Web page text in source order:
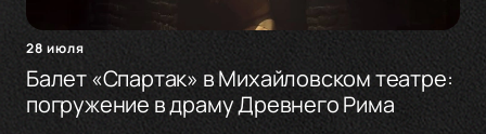
28 июля
Балет «Спартак» в Михайловском театре:
погружение в драму Древнего Рима